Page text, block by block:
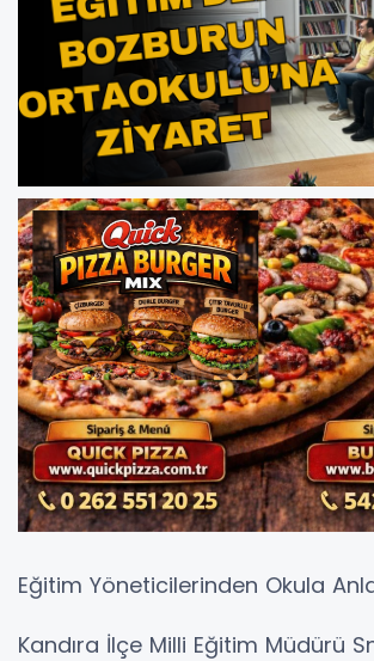
Eğitim Yöneticilerinden Okula
Kandıra İlçe Milli Eğitim Müdürü